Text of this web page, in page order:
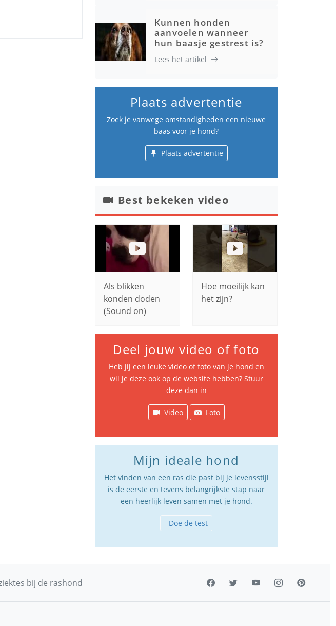
Kunnen honden
aanvoelen wanneer
hun baasje gestrest is?
Lees het artikel
Plaats advertentie
Zoek je vanwege omstandigheden een nieuwe
baas voor je hond?
Plaats advertentie
Best bekeken video
Als blikken
konden doden
(Sound on)
Hoe moeilijk kan
het zijn?
Deel jouw video of foto
Heb jij een leuke video of foto van je hond en
wil je deze ook op de website hebben? Stuur
deze dan in
Video Foto
Mijn ideale hond
Het vinden van een ras die past bij je levensstijl
is de eerste en tevens belangrijkste stap naar
een heerlijk leven samen met je hond.
Doe de test
bij de rashond